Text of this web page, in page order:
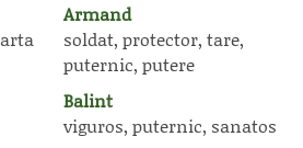
Armand
soldat, protector, tare,
puternic, putere
Balint
viguros, puternic, sanatos